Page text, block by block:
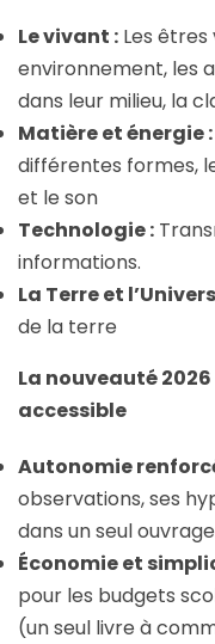
Le vivant : Les
environnement, les
dans leur milieu, la
Matière et énergie :
différentes formes,
et le son
Technologie :
informations.
La Terre et
de la terre
La nouveauté
accessible
Autonomie
observations, ses
dans un seul
Économie et
pour les budgets
(un seul livre à